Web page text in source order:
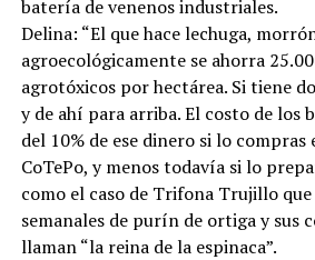
batería de venenos industriales.
Delina: “El que hace lechuga,
agroecológicamente se ahorra
agrotóxicos por hectárea. Si tiene
y de ahí para arriba. El costo de los
del 10% de ese dinero si lo
CoTePo, y menos todavía si lo
como el caso de Trifona Trujillo
semanales de purín de ortiga y sus
llaman “la reina de la espinaca”.